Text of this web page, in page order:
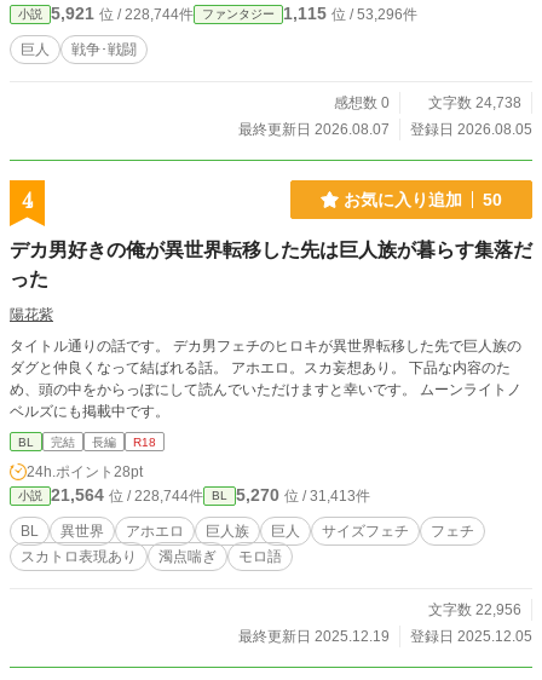
小説 5,921 位 / 228,744件 ファンタジー 1,115 位 / 53,296件
巨人 戦争･戦闘
感想数 0
文字数 24,738
最終更新日 2026.08.07
登録日 2026.08.05
4 お気に入り追加 50
デカ男好きの俺が異世界転移した先は巨人族が暮らす集落だ
った
陽花紫
タイトル通りの話です。 デカ男フェチのヒロキが異世界転移した先で巨人族の
ダグと仲良くなって結ばれる話。 アホエロ。スカ妄想あり。 下品な内容のた
め、頭の中をからっぽにして読んでいただけますと幸いです。 ムーンライトノ
ベルズにも掲載中です。
BL 完結 長編 R18
24h.ポイント 28pt
小説 21,564 位 / 228,744件 BL 5,270 位 / 31,413件
BL 異世界 アホエロ 巨人族 巨人 サイズフェチ
フェチ
スカトロ表現あり
濁点喘ぎ モロ語
文字数 22,956
最終更新日 2025.12.19
登録日 2025.12.05